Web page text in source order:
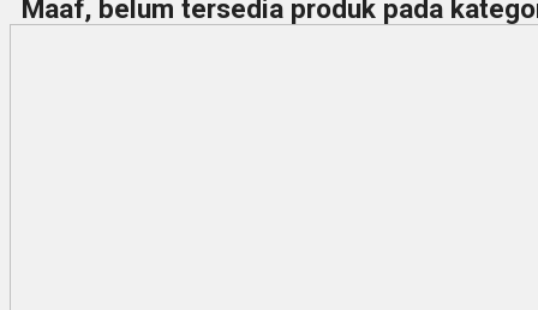
Maaf, belum tersedia produk pada